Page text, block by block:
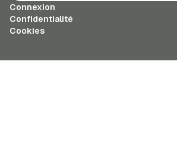
Connexion
Confidentialité
Cookies